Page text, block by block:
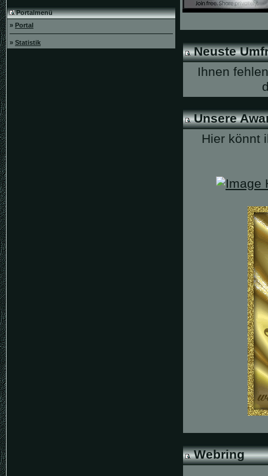
Portalmenü
» Portal
» Statistik
Neuste
Ihnen
Unsere
Hier könnt
Webring